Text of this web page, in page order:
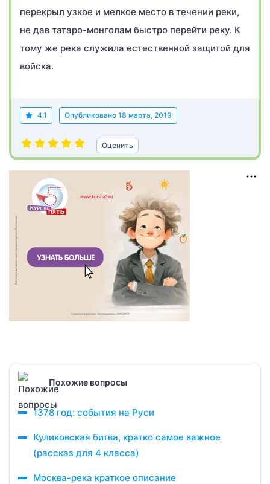
перекрыл узкое и мелкое место в течении реки,
не дав татаро-монголам быстро перейти реку. К
тому же река служила естественной защитой для
войска.
4.1 Опубликовано 18 марта, 2019
Оценить
Похожие вопросы
1378 год: события на Руси
Куликовская битва, кратко самое важное
(рассказ для 4 класса)
Москва-река краткое описание